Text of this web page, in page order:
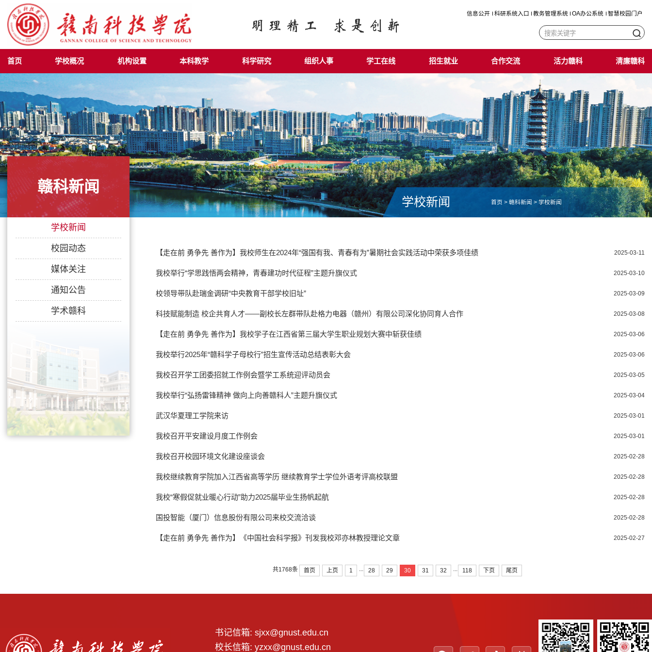
信息公开 科研系统入口 教务管理系统 OA办公系统 智慧校园门户
首页 学校概况 机构设置 本科教学 科学研究 组织人事 学工在线 招生就业 合作交流 活力赣科 清廉赣科
赣科新闻
学校新闻
校园动态
媒体关注
通知公告
学术赣科
学校新闻 首页 >赣科新闻 >学校新闻
【走在前 勇争先 善作为】我校师生在2024年“强国有我、青春有为”暑期社会实践活动中荣获多项佳绩 2025-03-11
我校举行“学思践悟两会精神，青春建功时代征程”主题升旗仪式 2025-03-10
校领导带队赴瑞金调研“中央教育干部学校旧址” 2025-03-09
科技赋能制造 校企共育人才——副校长左群带队赴格力电器（赣州）有限公司深化协同育人合作 2025-03-08
【走在前 勇争先 善作为】我校学子在江西省第三届大学生职业规划大赛中斩获佳绩 2025-03-06
我校举行2025年“赣科学子母校行”招生宣传活动总结表彰大会 2025-03-06
我校召开学工团委招就工作例会暨学工系统迎评动员会 2025-03-05
我校举行“弘扬雷锋精神 做向上向善赣科人”主题升旗仪式 2025-03-04
武汉华夏理工学院来访 2025-03-01
我校召开平安建设月度工作例会 2025-03-01
我校召开校园环境文化建设座谈会 2025-02-28
我校继续教育学院加入江西省高等学历 继续教育学士学位外语考评高校联盟 2025-02-28
我校“寒假促就业暖心行动”助力2025届毕业生扬帆起航 2025-02-28
国投智能（厦门）信息股份有限公司来校交流洽谈 2025-02-28
【走在前 勇争先 善作为】《中国社会科学报》刊发我校邓亦林教授理论文章 2025-02-27
共1768条 首页 上页 1 ... 28 29 30 31 32 ... 118 下页 尾页
书记信箱: sjxx@gnust.edu.cn
校长信箱: yzxx@gnust.edu.cn